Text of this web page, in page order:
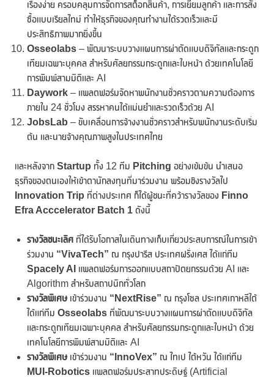
เรื่องง่าย ครอบคลุมการจัดการสต็อกสินค้า, การเยี่ยมลูกค้า และการสั่ง
ซื้อแบบเรียลไทม์ ทำให้ธุรกิจของคุณทำงานได้รวดเร็วและมี
ประสิทธิภาพมากยิ่งขึ้น
Osseolabs – พัฒนาระบบวางแผนการผ่าตัดแบบดิจิทัลและกระดูก
เทียมเฉพาะบุคคล สำหรับศัลยกรรมกระดูกและใบหน้า ด้วยเทคโนโลยี
การพิมพ์สามมิติและ AI
Daywork – แพลตฟอร์มจัดหาพนักงานชั่วคราวตามความต้องการ
ภายใน 24 ชั่วโมง สรรหาคนได้แม่นยำและรวดเร็วด้วย AI
JobsLab – ขับเคลื่อนการจ้างงานชั่วคราวสำหรับพนักงานระดับเริ่ม
ต้น และนายจ้างคุณภาพสูงในประเทศไทย
และหลังจาก Startup ทั้ง 12 ทีม Pitching อย่างเข้มข้น นำเสนอ
ธุรกิจของตนเองให้เข้าตานักลงทุนที่มาร่วมงาน พร้อมชิงรางวัลไป
Innovation Trip ที่ต่างประเทศ ก็ได้ผู้ชนะที่คว้ารางวัลของ Finno
Efra Acccelerator Batch 1 ดังนี้
รางวัลชนะเลิศ ที่ได้รับโอกาสในเดินทางเก็บเกี่ยวประสบการณ์ในการเข้า
ร่วมงาน “VivaTech” ณ กรุงปารีส ประเทศฝรั่งเศส ได้แก่ทีม
Spacely AI แพลตฟอร์มการออกแบบสถาปัตยกรรมด้วย AI และ
Algorithm สำหรับสถาปนิกทั่วโลก
รางวัลพิเศษ เข้าร่วมงาน “NextRise” ณ กรุงโซล ประเทศเกาหลีใต้
ได้แก่ทีม Osseolabs ที่พัฒนาระบบวางแผนการผ่าตัดแบบดิจิทัล
และกระดูกเทียมเฉพาะบุคคล สำหรับศัลยกรรมกระดูกและใบหน้า ด้วย
เทคโนโลยีการพิมพ์สามมิติและ AI
รางวัลพิเศษ เข้าร่วมงาน “InnoVex” ณ ไทเป ไต้หวัน ได้แก่ทีม
MUI-Robotics แพลตฟอร์มประสาทประดิษฐ์ (Artificial